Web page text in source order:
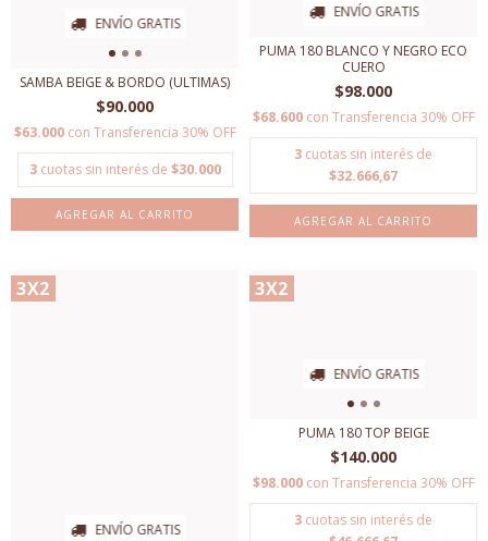
ENVÍO GRATIS
SAMBA BEIGE & BORDO (ULTIMAS)
$90.000
$63.000 con Transferencia 30% OFF
3 cuotas sin interés de $30.000
AGREGAR AL CARRITO
ENVÍO GRATIS
PUMA 180 BLANCO Y NEGRO ECO
CUERO
$98.000
$68.600 con Transferencia 30% OFF
3 cuotas sin interés de
$32.666,67
AGREGAR AL CARRITO
3X2
ENVÍO GRATIS
3X2
ENVÍO GRATIS
PUMA 180 TOP BEIGE
$140.000
$98.000 con Transferencia 30% OFF
3 cuotas sin interés de